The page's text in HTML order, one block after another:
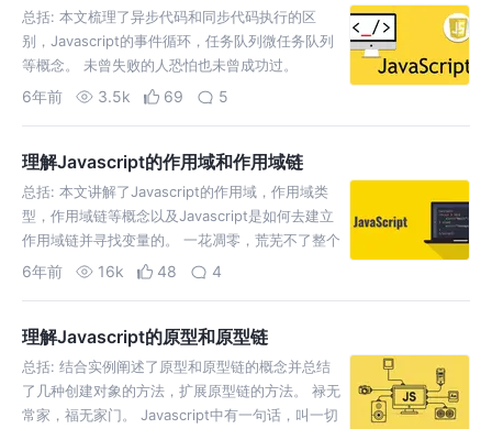
总括: 本文梳理了异步代码和同步代码执行的区
别，Javascript的事件循环，任务队列微任务队列
等概念。 未曾失败的人恐怕也未曾成功过。
Javascript是单线程的编程语言，单线程就是说同
6年前 3.5k 69 5
理解Javascript的作用域和作用域链
总括: 本文讲解了Javascript的作用域，作用域类
型，作用域链等概念以及Javascript是如何去建立
作用域链并寻找变量的。 一花凋零，荒芜不了整个
春天。 作用域和作用域链在Javascript和很多其它
6年前 16k 48 4
理解Javascript的原型和原型链
总括: 结合实例阐述了原型和原型链的概念并总结
了几种创建对象的方法，扩展原型链的方法。 禄无
常家，福无家门。 Javascript中有一句话，叫一切